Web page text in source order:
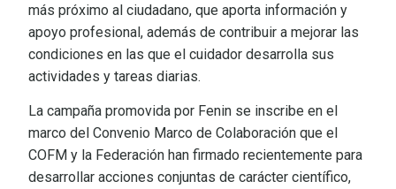
más próximo al ciudadano, que aporta información y
apoyo profesional, además de contribuir a mejorar las
condiciones en las que el cuidador desarrolla sus
actividades y tareas diarias.
La campaña promovida por Fenin se inscribe en el
marco del Convenio Marco de Colaboración que el
COFM y la Federación han firmado recientemente para
desarrollar acciones conjuntas de carácter científico,